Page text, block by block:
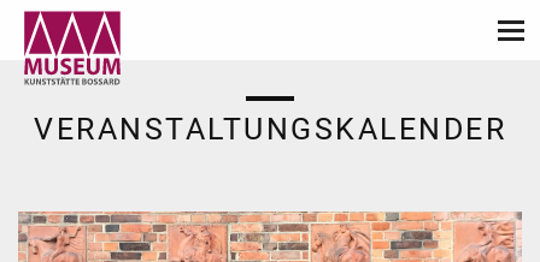
VERANSTALTUNGSKALENDER